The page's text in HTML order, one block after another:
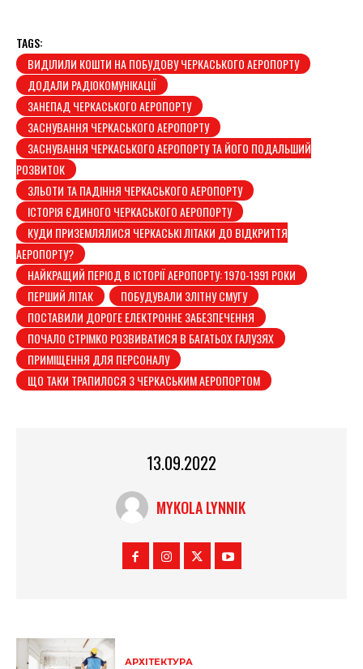
TAGS:
ВИДІЛИЛИ КОШТИ НА ПОБУДОВУ ЧЕРКАСЬКОГО АЕРОПОРТУ
ДОДАЛИ РАДІОКОМУНІКАЦІЇ
ЗАНЕПАД ЧЕРКАСЬКОГО АЕРОПОРТУ
ЗАСНУВАННЯ ЧЕРКАСЬКОГО АЕРОПОРТУ
ЗАСНУВАННЯ ЧЕРКАСЬКОГО АЕРОПОРТУ ТА ЙОГО ПОДАЛЬШИЙ
РОЗВИТОК
ЗЛЬОТИ ТА ПАДІННЯ ЧЕРКАСЬКОГО АЕРОПОРТУ
ІСТОРІЯ ЄДИНОГО ЧЕРКАСЬКОГО АЕРОПОРТУ
КУДИ ПРИЗЕМЛЯЛИСЯ ЧЕРКАСЬКІ ЛІТАКИ ДО ВІДКРИТТЯ
АЕРОПОРТУ?
НАЙКРАЩИЙ ПЕРІОД В ІСТОРІЇ АЕРОПОРТУ: 1970-1991 РОКИ
ПЕРШИЙ ЛІТАК
ПОБУДУВАЛИ ЗЛІТНУ СМУГУ
ПОСТАВИЛИ ДОРОГЕ ЕЛЕКТРОННЕ ЗАБЕЗПЕЧЕННЯ
ПОЧАЛО СТРІМКО РОЗВИВАТИСЯ В БАГАТЬОХ ГАЛУЗЯХ
ПРИМІЩЕННЯ ДЛЯ ПЕРСОНАЛУ
ЩО ТАКИ ТРАПИЛОСЯ З ЧЕРКАСЬКИМ АЕРОПОРТОМ
13.09.2022
MYKOLA LYNNIK
АРХІТЕКТУРА